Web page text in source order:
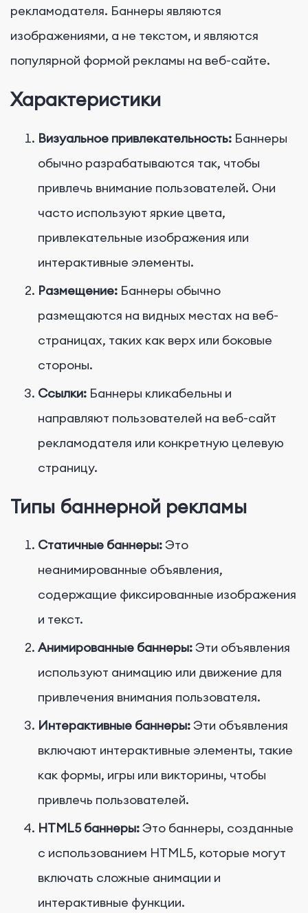
рекламодателя. Баннеры являются
изображениями, а не текстом, и являются
популярной формой рекламы на веб-сайте.
Характеристики
Визуальное привлекательность: Баннеры
обычно разрабатываются так, чтобы
привлечь внимание пользователей. Они
часто используют яркие цвета,
привлекательные изображения или
интерактивные элементы.
Размещение: Баннеры обычно
размещаются на видных местах на веб-
страницах, таких как верх или боковые
стороны.
Ссылки: Баннеры кликабельны и
направляют пользователей на веб-сайт
рекламодателя или конкретную целевую
страницу.
Типы баннерной рекламы
Статичные баннеры:Это
неанимированные объявления,
содержащие фиксированные изображения
и текст.
Анимированные баннеры:Эти объявления
используют анимацию или движение для
привлечения внимания пользователя.
Интерактивные баннеры:Эти объявления
включают интерактивные элементы, такие
как формы, игры или викторины, чтобы
привлечь пользователей.
HTML5 баннеры:Это баннеры, созданные
с использованием HTML5, которые могут
включать сложные анимации и
интерактивные функции.